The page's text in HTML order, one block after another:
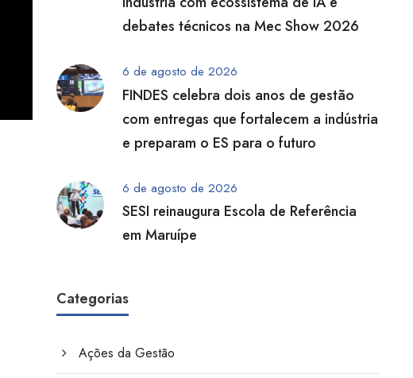
debates técnicos na Mec Show 2026
6 de agosto de 2026
FINDES celebra dois anos de gestão
com entregas que fortalecem a indústria
e preparam o ES para o futuro
6 de agosto de 2026
SESI reinaugura Escola de Referência
em Maruípe
Categorias
Ações da Gestão